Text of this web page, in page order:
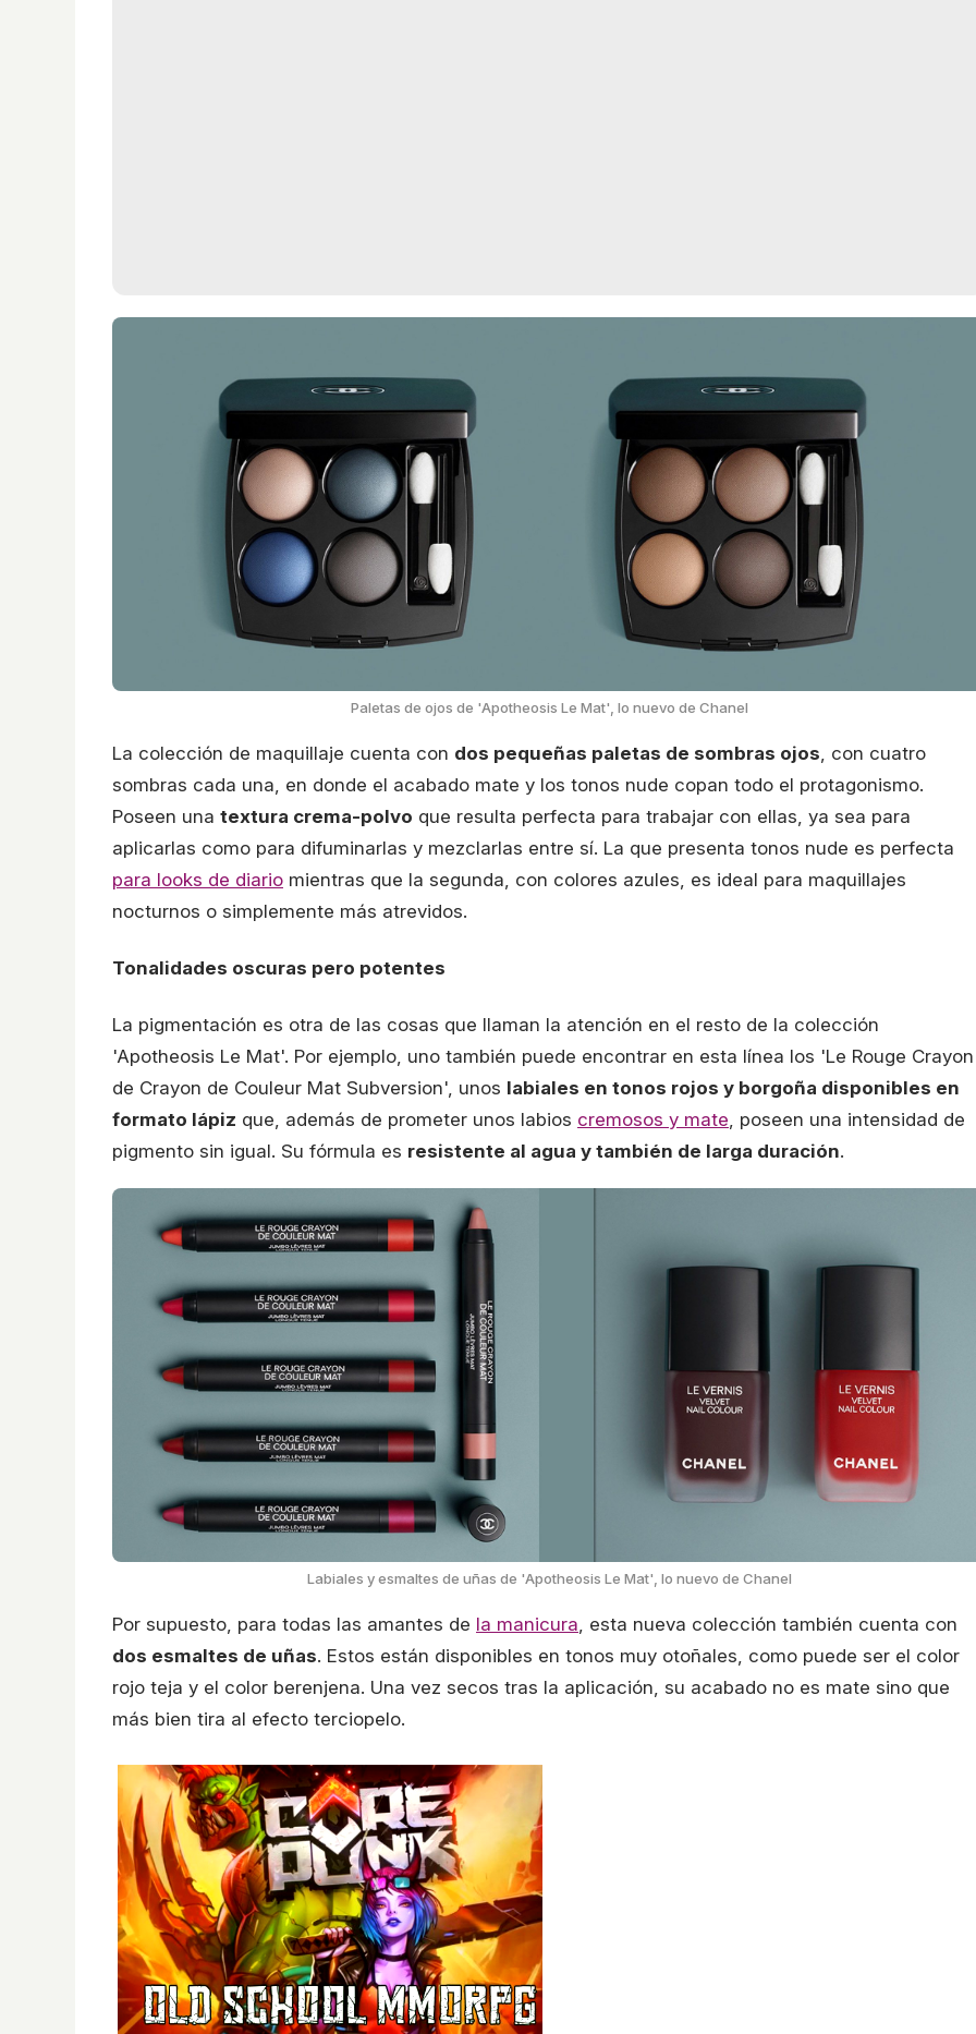
Paletas de ojos de 'Apotheosis Le Mat', lo nuevo de Chanel
La colección de maquillaje cuenta con dos pequeñas paletas de sombras ojos, con cuatro
sombras cada una, en donde el acabado mate y los tonos nude copan todo el protagonismo.
Poseen una textura crema-polvo que resulta perfecta para trabajar con ellas, ya sea para
aplicarlas como para difuminarlas y mezclarlas entre sí. La que presenta tonos nude es perfecta
para looks de diario mientras que la segunda, con colores azules, es ideal para maquillajes
nocturnos o simplemente más atrevidos.
Tonalidades oscuras pero potentes
La pigmentación es otra de las cosas que llaman la atención en el resto de la colección
'Apotheosis Le Mat'. Por ejemplo, uno también puede encontrar en esta línea los 'Le Rouge Crayon
de Crayon de Couleur Mat Subversion', unos labiales en tonos rojos y borgoña disponibles en
formato lápiz que, además de prometer unos labios cremosos y mate , poseen una intensidad de
pigmento sin igual. Su fórmula es resistente al agua y también de larga duración.
Labiales y esmaltes de uñas de 'Apotheosis Le Mat', lo nuevo de Chanel
Por supuesto, para todas las amantes de la manicura, esta nueva colección también cuenta con
dos esmaltes de uñas. Estos están disponibles en tonos muy otoñales, como puede ser el color
rojo teja y el color berenjena. Una vez secos tras la aplicación, su acabado no es mate sino que
más bien tira al efecto terciopelo.